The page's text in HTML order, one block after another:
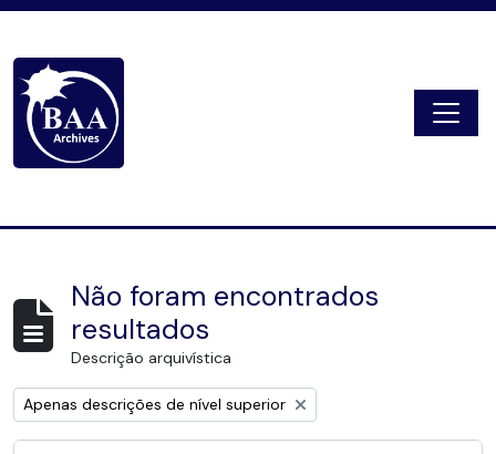
Não foram encontrados
resultados
Descrição arquivística
Remove filter:
Apenas descrições de nível superior